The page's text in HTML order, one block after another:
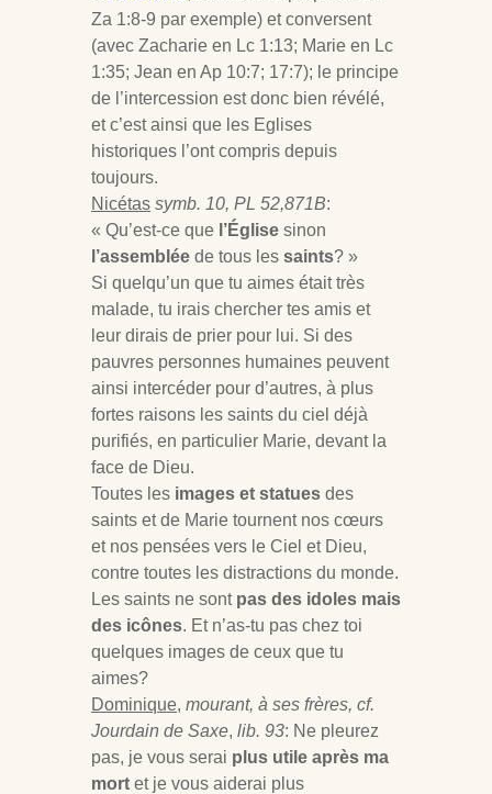
Za 1:8-9 par exemple) et conversent
(avec Zacharie en Lc 1:13; Marie en Lc
1:35; Jean en Ap 10:7; 17:7); le principe
de l’intercession est donc bien révélé,
et c’est ainsi que les Eglises
historiques l’ont compris depuis
toujours.
Nicétas symb. 10, PL 52,871B:
« Qu’est-ce que l’Église sinon
l’assemblée de tous les saints? »
Si quelqu’un que tu aimes était très
malade, tu irais chercher tes amis et
leur dirais de prier pour lui. Si des
pauvres personnes humaines peuvent
ainsi intercéder pour d’autres, à plus
fortes raisons les saints du ciel déjà
purifiés, en particulier Marie, devant la
face de Dieu.
Toutes les images et statues des
saints et de Marie tournent nos cœurs
et nos pensées vers le Ciel et Dieu,
contre toutes les distractions du monde.
Les saints ne sont pas des idoles mais
des icônes. Et n’as-tu pas chez toi
quelques images de ceux que tu
aimes?
Dominique, mourant, à ses frères, cf.
Jourdain de Saxe, lib. 93: Ne pleurez
pas, je vous serai plus utile après ma
mort et je vous aiderai plus